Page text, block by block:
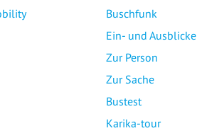
Buschfunk
Ein- und Ausblicke
Zur Person
Zur Sache
Bustest
Karika-tour